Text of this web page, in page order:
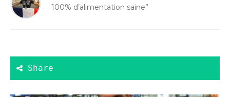
100% d’alimentation saine”